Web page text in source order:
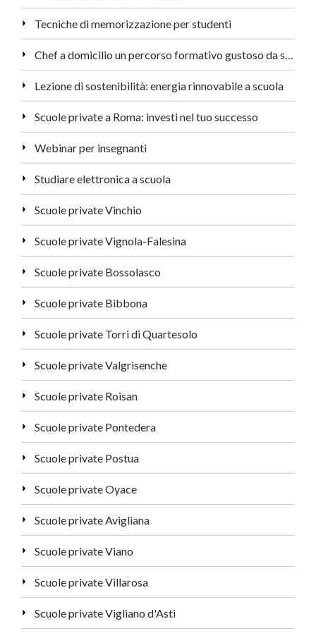
Tecniche di memorizzazione per studenti
Lezione di sostenibilità: energia rinnovabile a scuola
Scuole private a Roma: investi nel tuo successo
Webinar per insegnanti
Studiare elettronica a scuola
Scuole private Vinchio
Scuole private Vignola-Falesina
Scuole private Bossolasco
Scuole private Bibbona
Scuole private Torri di Quartesolo
Scuole private Valgrisenche
Scuole private Roisan
Scuole private Pontedera
Scuole private Postua
Scuole private Oyace
Scuole private Avigliana
Scuole private Viano
Scuole private Villarosa
Scuole private Vigliano d'Asti